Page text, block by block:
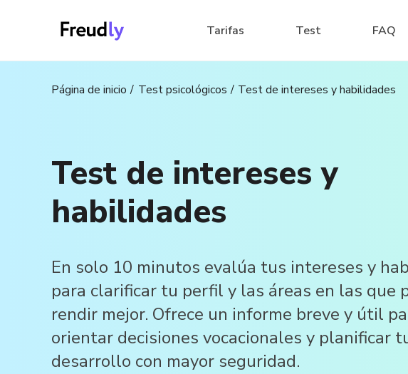
Tarifas Test FAQ
Página de inicio Test psicológicos Test de intereses y habilidades
Test de intereses y
habilidades
En solo 10 minutos evalúa tus intereses y
para clarificar tu perfil y las áreas en las que
rendir mejor. Ofrece un informe breve y útil
orientar decisiones vocacionales y planificar
desarrollo con mayor seguridad.